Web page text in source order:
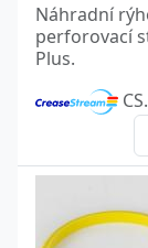
Náhradní
perforovací
Plus.